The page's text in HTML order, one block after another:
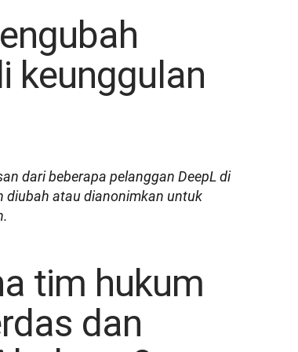
keunggulan
dari beberapa pelanggan DeepL di
diubah atau dianonimkan untuk
tim hukum
dan